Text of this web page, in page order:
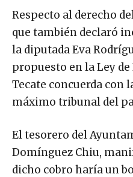
Respecto al derecho
que también declaró
la diputada Eva
propuesto en la Ley de
Tecate concuerda con
máximo tribunal del
El tesorero del
Domínguez Chiu,
dicho cobro haría un